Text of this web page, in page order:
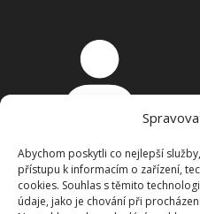
Abychom poskytli co nejlepší
přístupu k informacím o zařízení,
cookies. Souhlas s těmito
údaje, jako je chování při
Přihlášení
Košík